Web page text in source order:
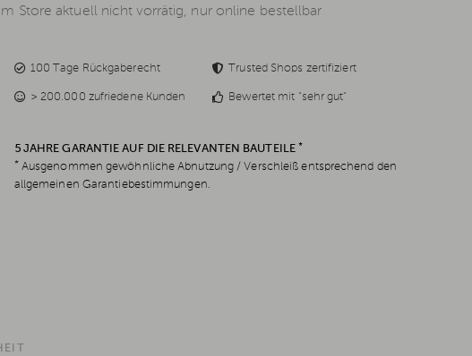
Im Store aktuell nicht vorrätig, nur online bestellbar
100 Tage Rückgaberecht Trusted Shops zertifiziert
> 200.000 zufriedene Kunden Bewertet mit "sehr gut"
5 JAHRE GARANTIE AUF DIE RELEVANTEN BAUTEILE *
* Ausgenommen gewöhnliche Abnutzung / Verschleiß entsprechend den
allgemeinen Garantiebestimmungen.